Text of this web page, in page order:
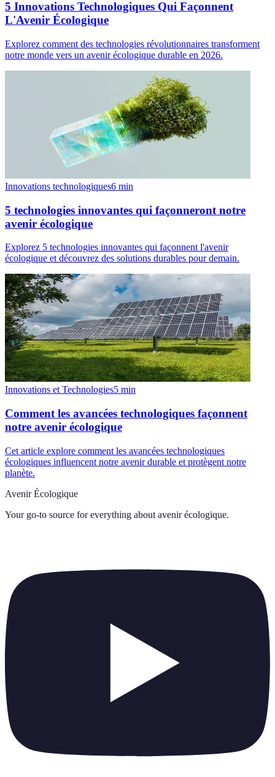
5 Innovations Technologiques Qui Façonnent
L'Avenir Écologique
Explorez comment des technologies révolutionnaires transforment
notre monde vers un avenir écologique durable en 2026.
Innovations technologiques6 min
5 technologies innovantes qui façonneront notre
avenir écologique
Explorez 5 technologies innovantes qui façonnent l'avenir
écologique et découvrez des solutions durables pour demain.
Innovations et Technologies5 min
Comment les avancées technologiques façonnent
notre avenir écologique
Cet article explore comment les avancées technologiques
écologiques influencent notre avenir durable et protègent notre
planète.
Avenir Écologique
Your go-to source for everything about avenir écologique.